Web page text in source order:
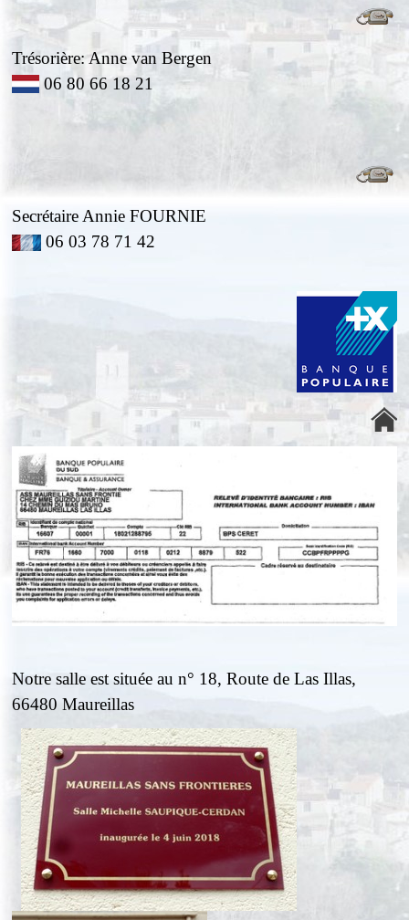
Trésorière: Anne van Bergen
06 80 66 18 21
Secrétaire Annie FOURNIE
06 03 78 71 42
Notre salle est située au n° 18, Route de Las Illas,
66480 Maureillas